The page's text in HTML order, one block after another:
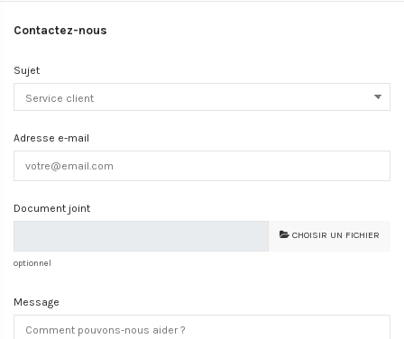
Contactez-nous
Sujet
Adresse e-mail
Document joint
CHOISIR UN FICHIER
optionnel
Message